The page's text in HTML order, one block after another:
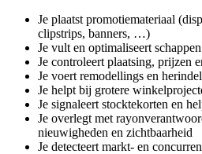
Je plaatst promotiemateriaal
clipstrips, banners, …)
Je vult en optimaliseert
Je controleert plaatsing, prijzen
Je voert remodellings en
Je helpt bij grotere
Je signaleert stocktekorten en
Je overlegt met
nieuwigheden en zichtbaarheid
Je detecteert markt- en